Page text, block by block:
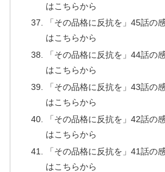
はこちらから
「その品格に反抗を」45話の
はこちらから
「その品格に反抗を」44話の
はこちらから
「その品格に反抗を」43話の
はこちらから
「その品格に反抗を」42話の
はこちらから
「その品格に反抗を」41話の
はこちらから